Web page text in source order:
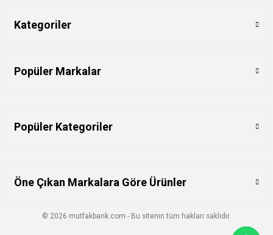
Kategoriler
Popüler Markalar
Popüler Kategoriler
Öne Çıkan Markalara Göre Ürünler
© 2026 mutfakbank.com - Bu sitenin tüm hakları saklıdır.